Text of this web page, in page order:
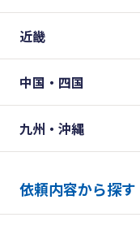
近畿
中国・四国
九州・沖縄
依頼内容から探す